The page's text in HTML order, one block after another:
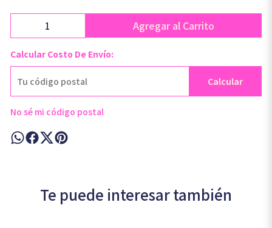
Agregar al Carrito
Calcular Costo De Envío:
Calcular
No sé mi código postal
Te puede interesar también